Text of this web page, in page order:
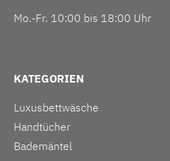
Mo.-Fr. 10:00 bis 18:00 Uhr
KATEGORIEN
Luxusbettwäsche
Handtücher
Bademäntel